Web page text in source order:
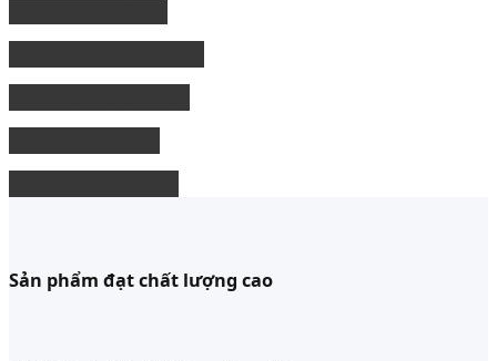
Sản phẩm đạt chất lượng cao